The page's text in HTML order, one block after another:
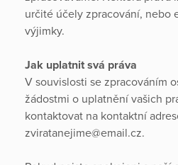
určité účely zpracování, nebo
výjimky.
Jak uplatnit svá práva
V souvislosti se zpracováním
žádostmi o uplatnění vašich
kontaktovat na kontaktní
zviratanejime@email.cz.